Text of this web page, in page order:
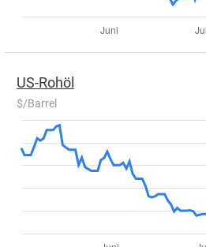
US-Rohöl
$/Barrel